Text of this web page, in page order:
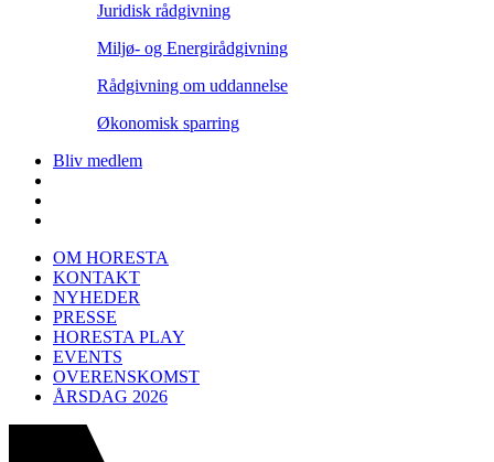
Juridisk rådgivning
Miljø- og Energirådgivning
Rådgivning om uddannelse
Økonomisk sparring
Bliv medlem
OM HORESTA
KONTAKT
NYHEDER
PRESSE
HORESTA PLAY
EVENTS
OVERENSKOMST
ÅRSDAG 2026